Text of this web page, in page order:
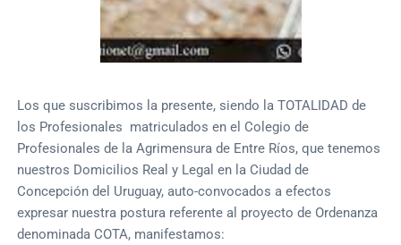
Los que suscribimos la presente, siendo la TOTALIDAD de
los Profesionales matriculados en el Colegio de
Profesionales de la Agrimensura de Entre Ríos, que tenemos
nuestros Domicilios Real y Legal en la Ciudad de
Concepción del Uruguay, auto-convocados a efectos
expresar nuestra postura referente al proyecto de Ordenanza
denominada COTA, manifestamos: